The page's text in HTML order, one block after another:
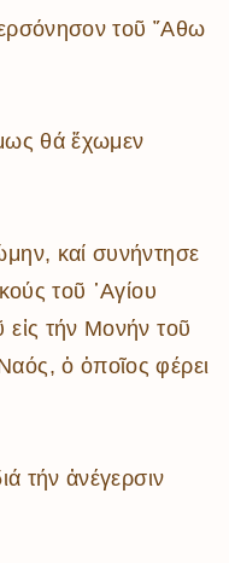
τοῦ ῎Αθω
θά ἔχωμεν
καί συνήντησε
τοῦ ῾Αγίου
εἰς τήν Μονήν τοῦ
ὁ ὁποῖος φέρει
τήν ἀνέγερσιν